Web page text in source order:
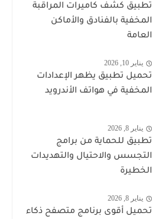
تطبيق كشف كاميرات المراقبة
المخفية بالفنادق والأماكن
العامة
يناير 10, 2026
تحميل تطبيق يظهر الإعدادات
المخفية في هواتف الأندرويد
يناير 8, 2026
تطبيق للحماية من برامج
التجسس والاحتيال والتهديدات
الخطيرة
يناير 8, 2026
تحميل أقوى برنامج متصفح ذكاء